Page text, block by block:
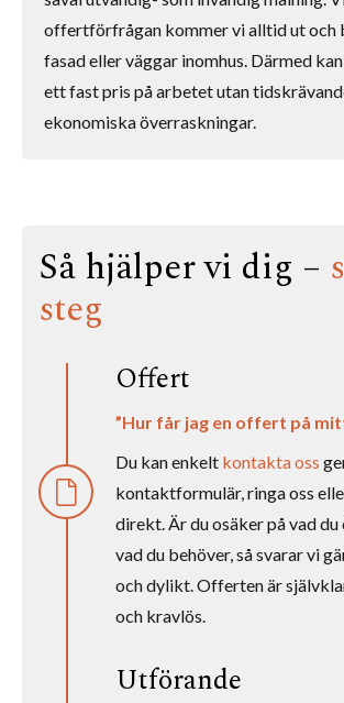
offertförfrågan kommer vi alltid ut och
fasad eller väggar inomhus. Därmed
ett fast pris på arbetet utan
ekonomiska överraskningar.
Så hjälper vi dig –
steg
Offert
”Hur får jag en offert på
Du kan enkelt kontakta oss
kontaktformulär, ringa oss
direkt. Är du osäker på vad du
vad du behöver, så svarar vi
och dylikt. Offerten är
och kravlös.
Utförande